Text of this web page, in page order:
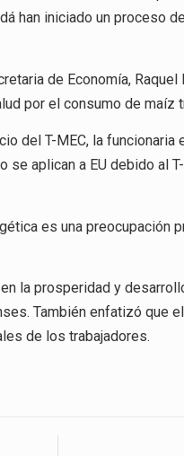
han iniciado un proceso
de Economía,
por el consumo de maíz
del T-MEC, la
aplican a EU debido al
es una preocupación
la prosperidad y
También enfatizó que
de los trabajadores.